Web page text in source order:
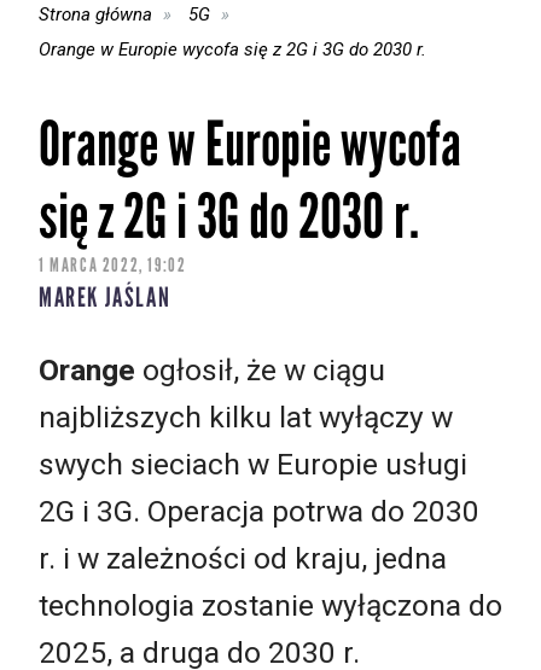
Strona główna
5G
Orange w Europie wycofa się z 2G i 3G do 2030 r.
Orange w Europie wycofa
się z 2G i 3G do 2030 r.
1 MARCA 2022, 19:02
MAREK JAŚLAN
Orange ogłosił, że w ciągu
najbliższych kilku lat wyłączy w
swych sieciach w Europie usługi
2G i 3G. Operacja potrwa do 2030
r. i w zależności od kraju, jedna
technologia zostanie wyłączona do
2025, a druga do 2030 r.